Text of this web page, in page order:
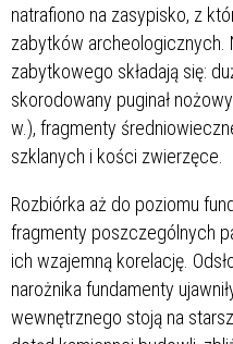
natrafiono na zasypisko, z
zabytków archeologicznych.
zabytkowego składają się:
skorodowany puginał
w.), fragmenty
szklanych i kości zwierzęce.
Rozbiórka aż do poziomu
fragmenty poszczególnych
ich wzajemną korelację.
narożnika fundamenty
wewnętrznego stoją na